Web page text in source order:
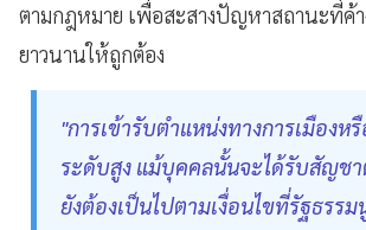
ตามกฎหมาย เพื่อสะสางปัญหาสถานะที่ค้า
ยาวนานให้ถูกต้อง
"การเข้ารับตำแหน่งทางการเมืองห
ระดับสูง แม้บุคคลนั้นจะได้รับสัญชา
ยังต้องเป็นไปตามเงื่อนไขที่รัฐธรร